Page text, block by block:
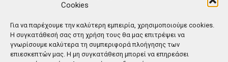
Cookies
Για να παρέχουμε την καλύτερη εμπειρία, χρησιμοποιούμε cookies.
Η συγκατάθεσή σας στη χρήση τους θα μας επιτρέψει να
γνωρίσουμε καλύτερα τη συμπεριφορά πλοήγησης των
επιεσκεπτών μας. Η μη συγκατάθεση μπορεί να επηρεάσει